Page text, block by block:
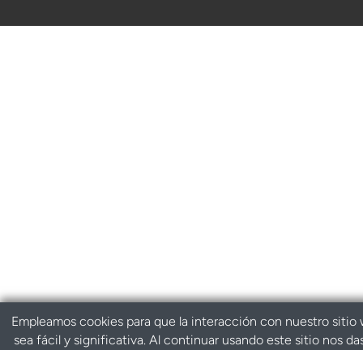
Empleamos cookies para que la interacción con nuestro sitio
sea fácil y significativa. Al continuar usando este sitio nos